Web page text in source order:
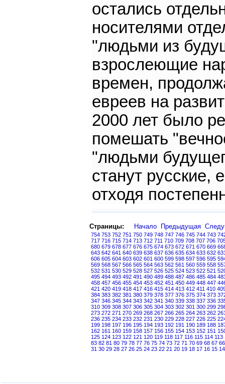
остались
носителями
"людьми из
взрослеющие
времен,
евреев на
2000 лет было
помешать
"людьми
станут русские,
отходя
Страницы: Начало Предыдущая
754 753 752 751 750 749 748 747 746 745 744 743
717 716 715 714 713 712 711 710 709 708 707 706
680 679 678 677 676 675 674 673 672 671 670 669
643 642 641 640 639 638 637 636 635 634 633 632
606 605 604 603 602 601 600 599 598 597 596 595
569 568 567 566 565 564 563 562 561 560 559 558
532 531 530 529 528 527 526 525 524 523 522 521
495 494 493 492 491 490 489 488 487 486 485 484
458 457 456 455 454 453 452 451 450 449 448 447
421 420 419 418 417 416 415 414 413 412 411 410
384 383 382 381 380 379 378 377 376 375 374 373
347 346 345 344 343 342 341 340 339 338 337 336
310 309 308 307 306 305 304 303 302 301 300 299
273 272 271 270 269 268 267 266 265 264 263 262
236 235 234 233 232 231 230 229 228 227 226 225
199 198 197 196 195 194 193 192 191 190 189 188
162 161 160 159 158 157 156 155 154 153 152 151
125 124 123 122 121 120 119 118 117 116 115 114 113
83 82 81 80 79 78 77 76 75 74 73 72 71 70 69 68 67 66
31 30 29 28 27 26 25 24 23 22 21 20 19 18 17 16 15 14